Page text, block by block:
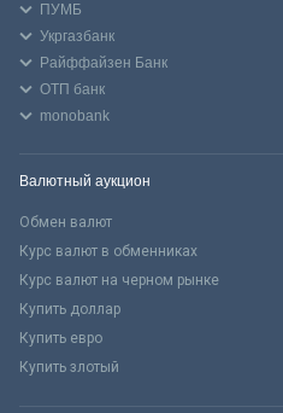
ПУМБ
Укргазбанк
Райффайзен Банк
ОТП банк
monobank
Валютный аукцион
Обмен валют
Курс валют в обменниках
Курс валют на черном рынке
Купить доллар
Купить евро
Купить злотый